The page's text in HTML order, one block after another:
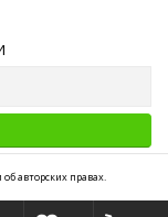
авторских правах.